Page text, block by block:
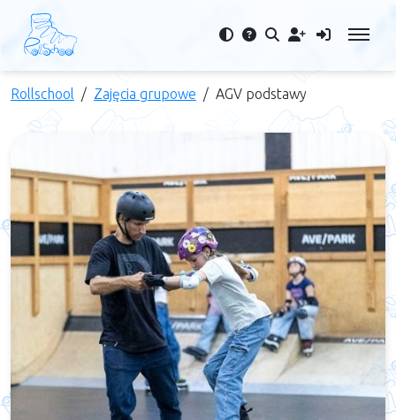
Rollschool Zajęcia grupowe AGV podstawy